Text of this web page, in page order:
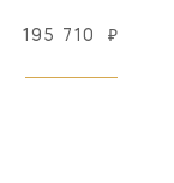
195 710 ₽